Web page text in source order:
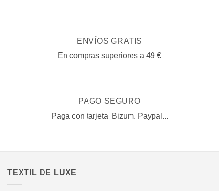
ENVÍOS GRATIS
En compras superiores a 49 €
PAGO SEGURO
Paga con tarjeta, Bizum, Paypal...
TEXTIL DE LUXE